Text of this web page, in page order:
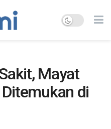
Mayat
di